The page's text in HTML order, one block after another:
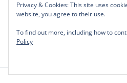
CATEGORIES
Privacy & Cookies: This site uses
website, you agree to their use.
To find out more, including how to
Policy
Privacy & Cookies: This site uses
website, you agree to their use.
To find out more, including how to
Policy
Privacy & Cookies: This site uses
website, you agree to their use.
To find out more, including how to
Policy